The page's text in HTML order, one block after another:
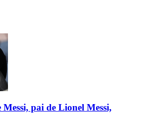
pai de Lionel Messi,